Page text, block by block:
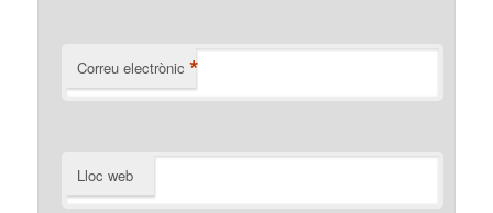
Correu electrònic *
Lloc web